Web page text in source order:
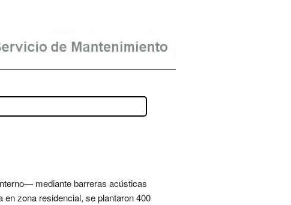
mediante barreras acústicas
zona residencial, se plantaron 400